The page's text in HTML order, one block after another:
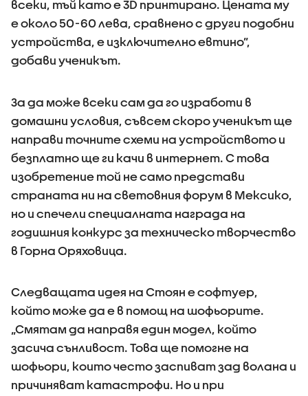
всеки, тъй като е 3D принтирано. Цената му
е около 50-60 лева, сравнено с други подобни
устройства, е изключително евтино”,
добави ученикът.
За да може всеки сам да го изработи в
домашни условия, съвсем скоро ученикът ще
направи точните схеми на устройството и
безплатно ще ги качи в интернет. С това
изобретение той не само представи
страната ни на световния форум в Мексико,
но и спечели специалната награда на
годишния конкурс за техническо творчество
в Горна Оряховица.
Следващата идея на Стоян е софтуер,
който може да е в помощ на шофьорите.
„Смятам да направя един модел, който
засича сънливост. Това ще помогне на
шофьори, които често заспиват зад волана и
причиняват катастрофи. Но и при